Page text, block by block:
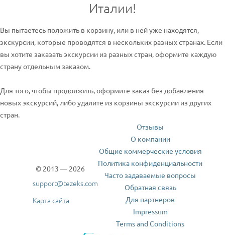
Италии!
Вы пытаетесь положить в корзину, или в ней уже находятся,
экскурсии, которые проводятся в нескольких разных странах. Если
вы хотите заказать экскурсии из разных стран, оформите каждую
страну отдельным заказом.
Для того, чтобы продолжить, оформите заказ без добавления
новых экскурсий, либо удалите из корзины экскурсии из других
стран.
© 2013 — 2026
support@tezeks.com
Карта сайта
Отзывы
О компании
Общие коммерческие условия
Политика конфиденциальности
Часто задаваемые вопросы
Обратная связь
Для партнеров
Impressum
Terms and Conditions